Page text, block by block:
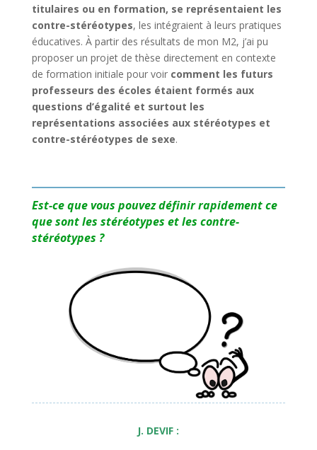
titulaires ou en formation, se représentaient les
contre-stéréotypes, les intégraient à leurs pratiques
éducatives. À partir des résultats de mon M2, j’ai pu
proposer un projet de thèse directement en contexte
de formation initiale pour voir comment les futurs
professeurs des écoles étaient formés aux
questions d’égalité et surtout les
représentations associées aux stéréotypes et
contre-stéréotypes de sexe.
Est-ce que vous pouvez définir rapidement ce
que sont les stéréotypes et les contre-
stéréotypes ?
J. DEVIF :